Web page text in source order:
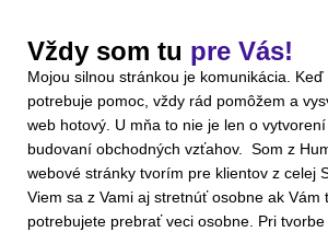
Vždy som tu pre Vás!
Mojou silnou stránkou je komunikácia. Keď
potrebuje pomoc, vždy rád pomôžem a
web hotový. U mňa to nie je len o
budovaní obchodných vzťahov. Som z
webové stránky tvorím pre klientov z celej
Viem sa z Vami aj stretnúť osobne ak Vám
potrebujete prebrať veci osobne. Pri